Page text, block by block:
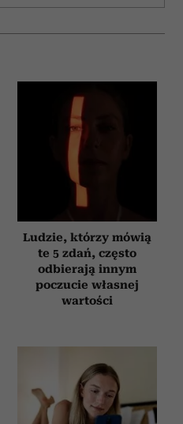
Ludzie, którzy mówią
te 5 zdań, często
odbierają innym
poczucie własnej
wartości